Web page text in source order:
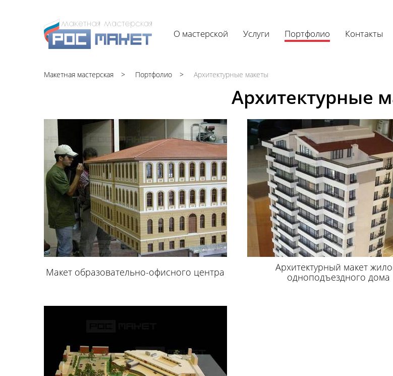
О мастерской Услуги Портфолио Контакты
Макетная мастерская Портфолио Архитектурные макеты
Архитектурные
Макет образовательно-офисного центра
Архитектурный макет
одноподъездного дома